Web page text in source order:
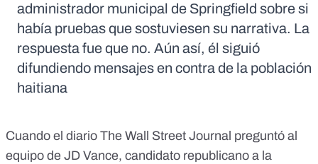
administrador municipal de Springfield sobre si
había pruebas que sostuviesen su narrativa. La
respuesta fue que no. Aún así, él siguió
difundiendo mensajes en contra de la población
haitiana
Cuando el diario The Wall Street Journal preguntó al
equipo de JD Vance, candidato republicano a la